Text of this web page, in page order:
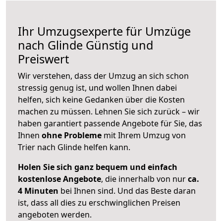
Ihr Umzugsexperte für Umzüge
nach Glinde Günstig und
Preiswert
Wir verstehen, dass der Umzug an sich schon
stressig genug ist, und wollen Ihnen dabei
helfen, sich keine Gedanken über die Kosten
machen zu müssen. Lehnen Sie sich zurück – wir
haben garantiert passende Angebote für Sie, das
Ihnen ohne Probleme mit Ihrem Umzug von
Trier nach Glinde helfen kann.
Holen Sie sich ganz bequem und einfach
kostenlose Angebote, die innerhalb von nurca.
4 Minuten bei Ihnen sind. Und das Beste daran
ist, dass all dies zu erschwinglichen Preisen
angeboten werden.